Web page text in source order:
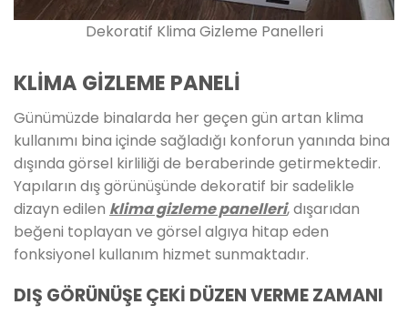
Dekoratif Klima Gizleme Panelleri
KLİMA GİZLEME PANELİ
Günümüzde binalarda her geçen gün artan klima
kullanımı bina içinde sağladığı konforun yanında bina
dışında görsel kirliliği de beraberinde getirmektedir.
Yapıların dış görünüşünde dekoratif bir sadelikle
dizayn edilen klima gizleme panelleri, dışarıdan
beğeni toplayan ve görsel algıya hitap eden
fonksiyonel kullanım hizmet sunmaktadır.
DIŞ GÖRÜNÜŞE ÇEKİ DÜZEN VERME ZAMANI